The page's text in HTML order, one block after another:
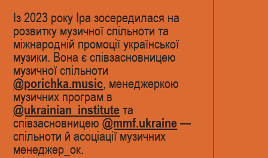
Із 2023 року Іра зосередилася на
розвитку музичної спільноти та
міжнародній промоції української
музики. Вона є співзасновницею
музичної спільноти
@porichka.music, менеджеркою
музичних програм в
@ukrainian_instituteта
співзасновницею@mmf.ukraine—
спільноти й асоціації музичних
менеджер_ок.